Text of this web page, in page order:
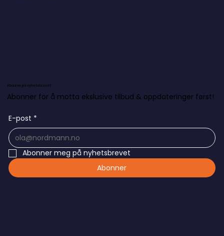
Abonner på nyhetsbrevet
Abonner for å motta ekslusive tilbud & oppdateringer først!
E-post *
Abonner meg på nyhetsbrevet
Abonner